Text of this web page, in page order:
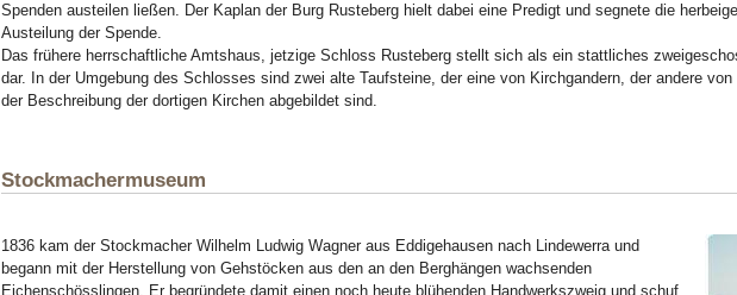
Spenden austeilen ließen. Der Kaplan der Burg Rusteberg hielt dabei eine Predigt und segnete die
Austeilung der Spende.
Das frühere herrschaftliche Amtshaus, jetzige Schloss Rusteberg stellt sich als ein stattliches
dar. In der Umgebung des Schlosses sind zwei alte Taufsteine, der eine von Kirchgandern, der andere
der Beschreibung der dortigen Kirchen abgebildet sind.
Stockmachermuseum
1836 kam der Stockmacher Wilhelm Ludwig Wagner aus Eddigehausen nach Lindewerra und
begann mit der Herstellung von Gehstöcken aus den an den Berghängen wachsenden
Eichenschösslingen. Er begründete damit einen noch heute blühenden Handwerkszweig und schuf